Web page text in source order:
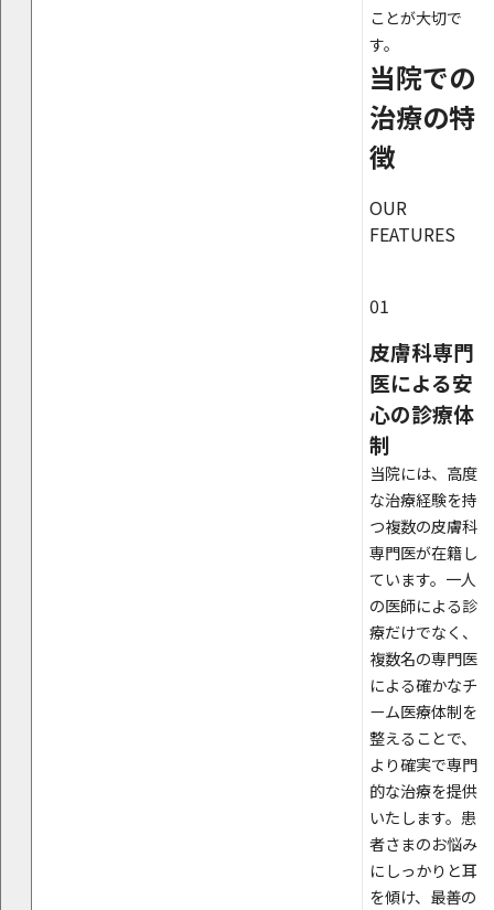
ことが大切で
す。
当院での
治療の特
徴
OUR
FEATURES
01
皮膚科専門
医による安
心の診療体
制
当院には、高度
な治療経験を持
つ複数の皮膚科
専門医が在籍し
ています。一人
の医師による診
療だけでなく、
複数名の専門医
による確かなチ
ーム医療体制を
整えることで、
より確実で専門
的な治療を提供
いたします。患
者さまのお悩み
にしっかりと耳
を傾け、最善の